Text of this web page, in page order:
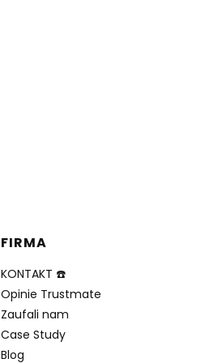
FIRMA
KONTAKT ☎️
Opinie Trustmate
Zaufali nam
Case Study
Blog